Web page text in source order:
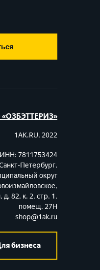
1AK.RU, 2022
ИНН: 7811753424
Петербург,
округ
д. 82, к. 2, стр. 1,
помещ. 27Н
shop@1ak.ru
бизнеса